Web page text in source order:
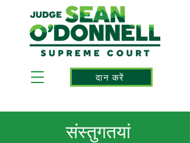
दान करें
संस्तुगतयां